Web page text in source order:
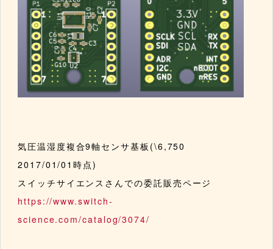
気圧温湿度複合9軸センサ基板(\6,750
2017/01/01時点)
スイッチサイエンスさんでの委託販売ページ
https://www.switch-
science.com/catalog/3074/